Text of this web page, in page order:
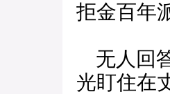
拒金百年
无人回
光盯住在